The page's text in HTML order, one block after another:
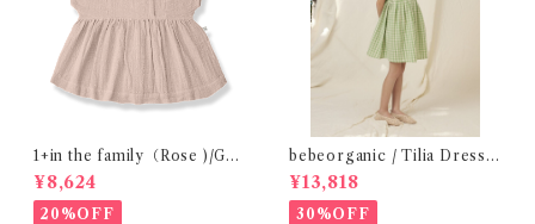
1+in the family（Rose )/GU
ALTA( 24-48m )
¥8,624
20%OFF
bebeorganic / Tilia Dress
Green Gingham (4-8y)
¥13,818
30%OFF